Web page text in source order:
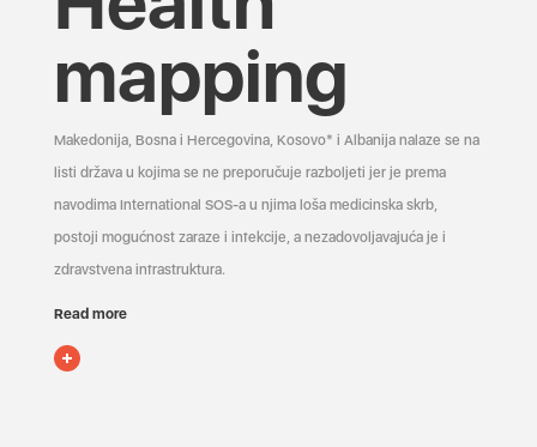
mapping
Makedonija, Bosna i Hercegovina, Kosovo* i Albanija nalaze se na
listi država u kojima se ne preporučuje razboljeti jer je prema
navodima International SOS-a u njima loša medicinska skrb,
postoji mogućnost zaraze i infekcije, a nezadovoljavajuća je i
zdravstvena infrastruktura.
Read more